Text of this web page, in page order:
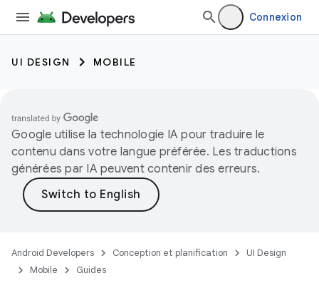
Connexion
UI DESIGN MOBILE
Google utilise la technologie IA pour traduire le
contenu dans votre langue préférée. Les traductions
générées par IA peuvent contenir des erreurs.
Android Developers Conception et planification
UI Design
Mobile
Guides